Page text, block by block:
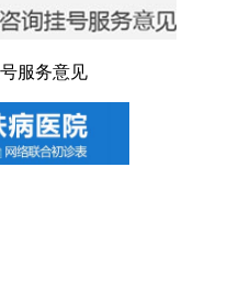
服务意见